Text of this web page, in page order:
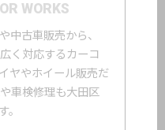
WORKS
中古車販売から、
く対応するカーコ
ヤやホイール販売だ
車検修理も大田区
。